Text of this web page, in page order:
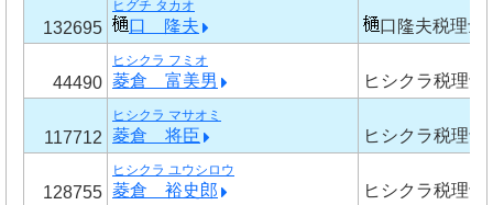
132695
ヒグチ タカオ
口 隆夫 口隆夫税理士
44490
ヒシクラ フミオ
菱倉 富美男 ヒシクラ税理士
117712
ヒシクラ マサオミ
菱倉 将臣 ヒシクラ税理士
128755
ヒシクラ ユウシロウ
菱倉 裕史郎 ヒシクラ税理士